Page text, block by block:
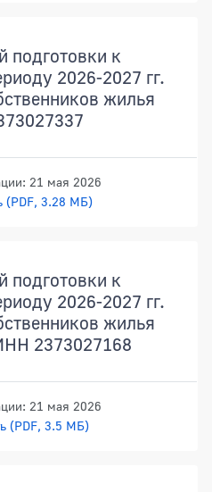
подготовки к
2026-2027 гг.
жилья
21 мая 2026
(PDF, 3.28 МБ)
подготовки к
2026-2027 гг.
жилья
2373027168
21 мая 2026
(PDF, 3.5 МБ)